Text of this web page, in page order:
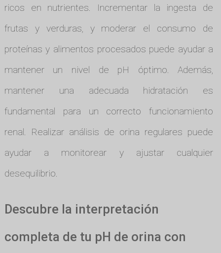
ricos en nutrientes. Incrementar la ingesta de
frutas y verduras, y moderar el consumo de
proteínas y alimentos procesados puede ayudar a
mantener un nivel de pH óptimo. Además,
mantener una adecuada hidratación es
fundamental para un correcto funcionamiento
renal. Realizar análisis de orina regulares puede
ayudar a monitorear y ajustar cualquier
desequilibrio.
Descubre la interpretación
completa de tu pH de orina con